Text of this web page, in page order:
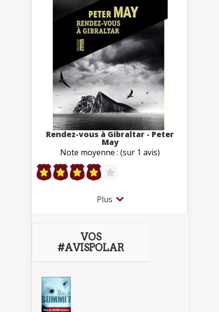
Rendez-vous à Gibraltar - Peter
May
Note moyenne : (sur 1 avis)
Plus
VOS
#AVISPOLAR